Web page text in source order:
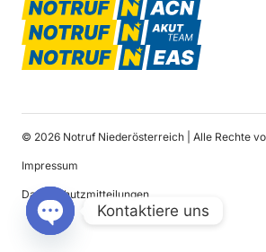
© 2026 Notruf Niederösterreich | Alle Rechte
Impressum
Datenschutzmitteilungen
Kontaktiere uns